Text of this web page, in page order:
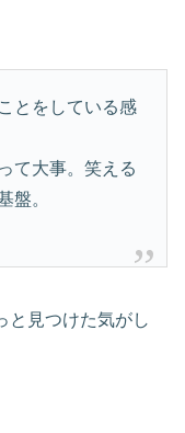
とをしている感
て大事。笑える
盤。
と見つけた気がし